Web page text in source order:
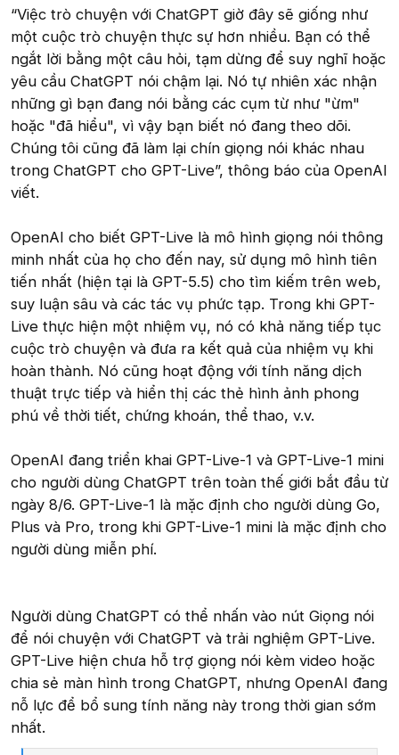
“Việc trò chuyện với ChatGPT giờ đây sẽ giống như
một cuộc trò chuyện thực sự hơn nhiều. Bạn có thể
ngắt lời bằng một câu hỏi, tạm dừng để suy nghĩ hoặc
yêu cầu ChatGPT nói chậm lại. Nó tự nhiên xác nhận
những gì bạn đang nói bằng các cụm từ như "ừm"
hoặc "đã hiểu", vì vậy bạn biết nó đang theo dõi.
Chúng tôi cũng đã làm lại chín giọng nói khác nhau
trong ChatGPT cho GPT-Live”, thông báo của OpenAI
viết.
OpenAI cho biết GPT-Live là mô hình giọng nói thông
minh nhất của họ cho đến nay, sử dụng mô hình tiên
tiến nhất (hiện tại là GPT-5.5) cho tìm kiếm trên web,
suy luận sâu và các tác vụ phức tạp. Trong khi GPT-
Live thực hiện một nhiệm vụ, nó có khả năng tiếp tục
cuộc trò chuyện và đưa ra kết quả của nhiệm vụ khi
hoàn thành. Nó cũng hoạt động với tính năng dịch
thuật trực tiếp và hiển thị các thẻ hình ảnh phong
phú về thời tiết, chứng khoán, thể thao, v.v.
OpenAI đang triển khai GPT-Live-1 và GPT-Live-1 mini
cho người dùng ChatGPT trên toàn thế giới bắt đầu từ
ngày 8/6. GPT-Live-1 là mặc định cho người dùng Go,
Plus và Pro, trong khi GPT-Live-1 mini là mặc định cho
người dùng miễn phí.
Người dùng ChatGPT có thể nhấn vào nút Giọng nói
để nói chuyện với ChatGPT và trải nghiệm GPT-Live.
GPT-Live hiện chưa hỗ trợ giọng nói kèm video hoặc
chia sẻ màn hình trong ChatGPT, nhưng OpenAI đang
nỗ lực để bổ sung tính năng này trong thời gian sớm
nhất.